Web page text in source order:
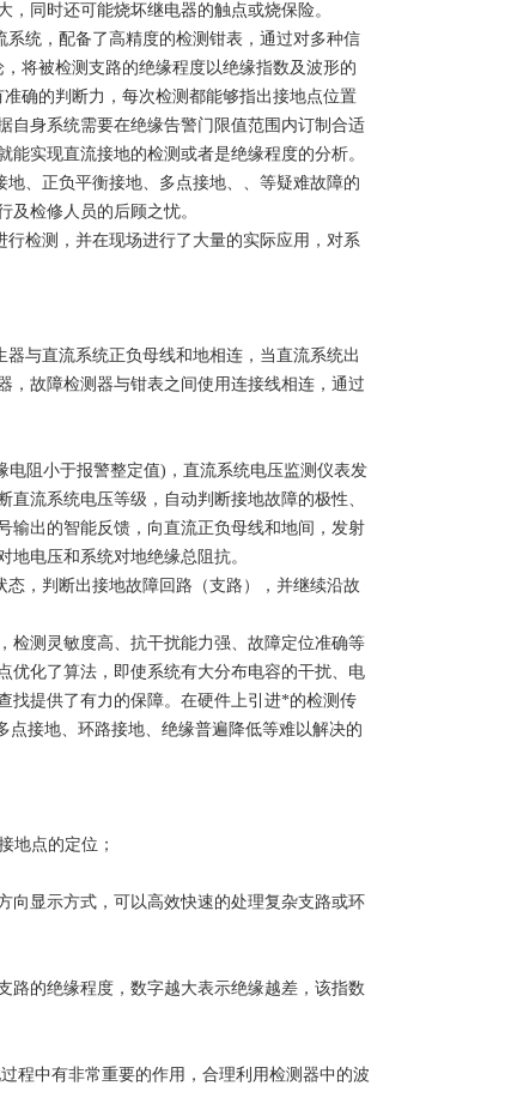
同时还可能烧坏继电器的触点或烧保险。
统，配备了高精度的检测钳表，通过对多种信
将被检测支路的绝缘程度以绝缘指数及波形的
确的判断力，每次检测都能够指出接地点位置
自身系统需要在绝缘告警门限值范围内订制合适
实现直流接地的检测或者是绝缘程度的分析。
、正负平衡接地、多点接地、、等疑难故障的
检修人员的后顾之忧。
检测，并在现场进行了大量的实际应用，对系
与直流系统正负母线和地相连，当直流系统出
，故障检测器与钳表之间使用连接线相连，通过
阻小于报警整定值)，直流系统电压监测仪表发
流系统电压等级，自动判断接地故障的极性、
输出的智能反馈，向直流正负母线和地间，发射
电压和系统对地绝缘总阻抗。
，判断出接地故障回路（支路），并继续沿故
测灵敏度高、抗干扰能力强、故障定位准确等
优化了算法，即使系统有大分布电容的干扰、电
找提供了有力的保障。在硬件上引进*的检测传
点接地、环路接地、绝缘普遍降低等难以解决的
地点的定位；
向显示方式，可以高效快速的处理复杂支路或环
的绝缘程度，数字越大表示绝缘越差，该指数
程中有非常重要的作用，合理利用检测器中的波